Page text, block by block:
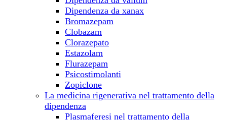
Dipendenza da xanax
Bromazepam
Clobazam
Clorazepato
Estazolam
Flurazepam
Psicostimolanti
Zopiclone
La medicina rigenerativa nel trattamento della
dipendenza
Plasmaferesi nel trattamento della